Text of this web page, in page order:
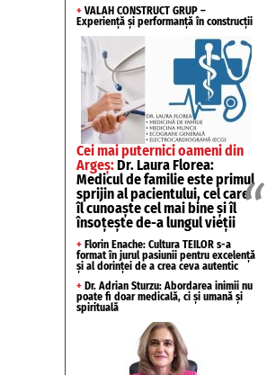
+ VALAH CONSTRUCT GRUP –
Experiență și performanță în construcții
Cei mai puternici oameni din
Argeș:Dr. Laura Florea:
Medicul de familie este primul
sprijin al pacientului, cel care
îl cunoaște cel mai bine și îl
însoțește de-a lungul vieții
+ Florin Enache: Cultura TEILOR s-a
format în jurul pasiunii pentru excelență
și al dorinței de a crea ceva autentic
+ Dr. Adrian Sturzu: Abordarea inimii nu
poate fi doar medicală, ci și umană și
spirituală